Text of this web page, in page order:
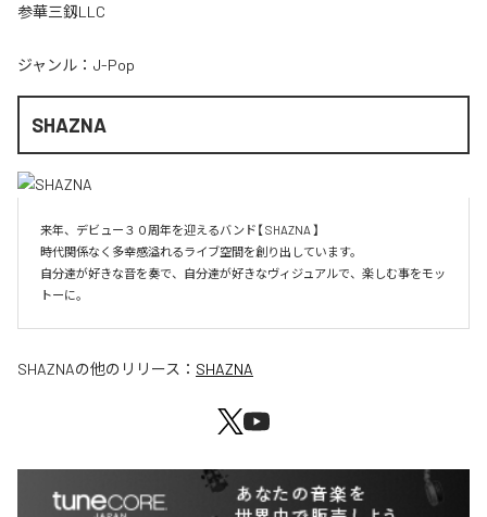
参華三釼LLC
ジャンル： J-Pop
SHAZNA
来年、デビュー３０周年を迎えるバンド【 SHAZNA 】
時代関係なく多幸感溢れるライブ空間を創り出しています。
自分達が好きな音を奏で、自分達が好きなヴィジュアルで、楽しむ事をモッ
SHAZNAの他のリリース： SHAZNA